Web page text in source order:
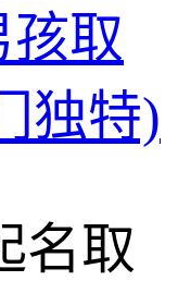
孩取
独特)
名取